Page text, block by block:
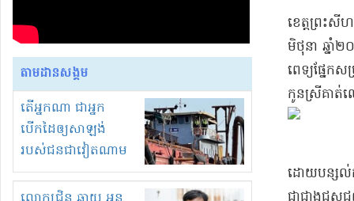
តាមដានសង្គម
តើអ្នកណា ជាអ្នក
បើកដៃឲ្យសាឡង់
របស់ជនជាវៀតណាម
ចូល មកខុស
ច្បាប់លួចបូមខ្សាច់នៅ
ខេត្ត​ព្រះសី
មិថុនា ឆ្នាំ​២
ពេទ្យ​ផ្នែក​
កូនស្រី​គាត់​ឈ្
ដោយ​បន្សល់​